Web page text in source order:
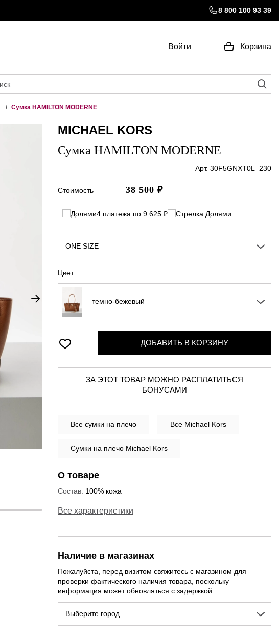
8 800 100 93 39
Войти Корзина
Сумка HAMILTON MODERNE
MICHAEL KORS
Сумка HAMILTON MODERNE
Арт. 30F5GNXT0L_230
Стоимость 38 500 ₽
4 платежа по 9 625 ₽
ONE SIZE
Цвет
темно-бежевый
ДОБАВИТЬ В КОРЗИНУ
ЗА ЭТОТ ТОВАР МОЖНО РАСПЛАТИТЬСЯ
БОНУСАМИ
Все сумки на плечо Все Michael Kors
Сумки на плечо Michael Kors
О товаре
Состав: 100% кожа
Все характеристики
Наличие в магазинах
Пожалуйста, перед визитом свяжитесь с магазином для
проверки фактического наличия товара, поскольку
информация может обновляться с задержкой
Выберите город...